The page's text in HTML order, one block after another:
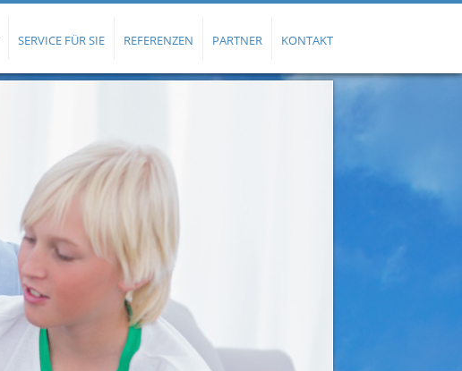
SERVICE FÜR SIE REFERENZEN PARTNER KONTAKT